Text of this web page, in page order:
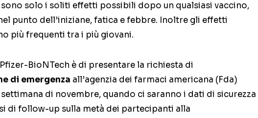
sono solo i soliti effetti possibili dopo un qualsiasi vaccino,
punto dell’iniziane, fatica e febbre. Inoltre gli effetti
più frequenti tra i più giovani.
BioNTech è di presentare la richiesta di
di emergenza all’agenzia dei farmaci americana (Fda)
di novembre, quando ci saranno i dati di sicurezza
di follow-up sulla metà dei partecipanti alla